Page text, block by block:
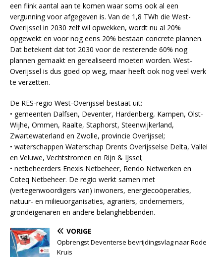
een flink aantal aan te komen waar soms ook al een
vergunning voor afgegeven is. Van de 1,8 TWh die West-
Overijssel in 2030 zelf wil opwekken, wordt nu al 20%
opgewekt en voor nog eens 20% bestaan concrete plannen.
Dat betekent dat tot 2030 voor de resterende 60% nog
plannen gemaakt en gerealiseerd moeten worden. West-
Overijssel is dus goed op weg, maar heeft ook nog veel werk
te verzetten.
De RES-regio West-Overijssel bestaat uit:
• gemeenten Dalfsen, Deventer, Hardenberg, Kampen, Olst-
Wijhe, Ommen, Raalte, Staphorst, Steenwijkerland,
Zwartewaterland en Zwolle, provincie Overijssel;
• waterschappen Waterschap Drents Overijsselse Delta, Vallei
en Veluwe, Vechtstromen en Rijn & IJssel;
• netbeheerders Enexis Netbeheer, Rendo Netwerken en
Coteq Netbeheer. De regio werkt samen met
(vertegenwoordigers van) inwoners, energiecoöperaties,
natuur- en milieuorganisaties, agrariërs, ondernemers,
grondeigenaren en andere belanghebbenden.
VORIGE
Opbrengst Deventerse bevrijdingsvlag naar Rode
Kruis